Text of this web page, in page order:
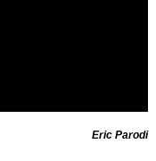
Eric Parodi